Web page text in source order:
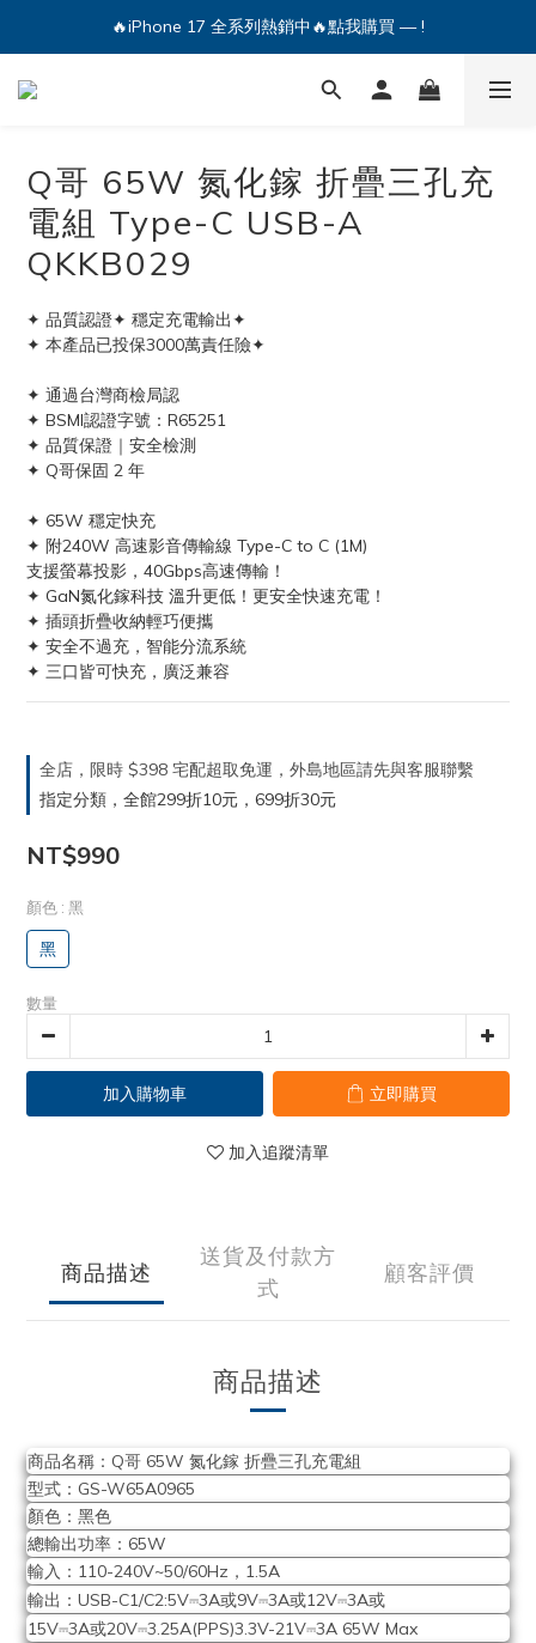
🔥iPhone 17 全系列熱銷中🔥點我購買 — !
💕加入Q哥 Line 新好友領優惠券！🎫
🔥iPhone 17 全系列熱銷中🔥點我購買 — !
Q哥 65W 氮化鎵 折疊三孔充
電組 Type-C USB-A
QKKB029
✦ 品質認證✦ 穩定充電輸出✦
✦ 本產品已投保3000萬責任險✦
✦ 通過台灣商檢局認
✦ BSMI認證字號：R65251
✦ 品質保證｜安全檢測
✦ Q哥保固 2 年
✦ 65W 穩定快充
✦ 附240W 高速影音傳輸線 Type-C to C (1M)
支援螢幕投影，40Gbps高速傳輸！
✦ GaN氮化鎵科技 溫升更低！更安全快速充電！
✦ 插頭折疊收納輕巧便攜
✦ 安全不過充，智能分流系統
✦ 三口皆可快充，廣泛兼容
全店，限時 $398 宅配超取免運，外島地區請先與客服聯繫
指定分類，全館299折10元，699折30元
NT$990
顏色 : 黑
黑
數量
加入購物車 立即購買
加入追蹤清單
商品描述
送貨及付款方
式
顧客評價
商品描述
商品名稱：Q哥 65W 氮化鎵 折疊三孔充電組
型式：GS-W65A0965
顏色：黑色
總輸出功率：65W
輸入：110-240V~50/60Hz，1.5A
輸出：USB-C1/C2:5V⎓3A或9V⎓3A或12V⎓3A或
15V⎓3A或20V⎓3.25A(PPS)3.3V-21V⎓3A 65W Max